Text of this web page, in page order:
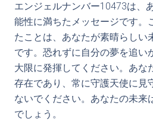
エンジェルナンバー10473は、
能性に満ちたメッセージです。
たことは、あなたが素晴らしい
です。恐れずに自分の夢を追い
大限に発揮してください。あな
存在であり、常に守護天使に見
ないでください。あなたの未来
でしょう。